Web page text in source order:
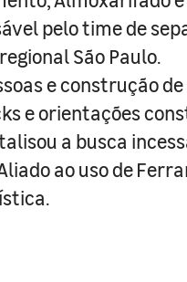
pelo time de
São Paulo.
e construção
e orientações
a busca
ao uso de